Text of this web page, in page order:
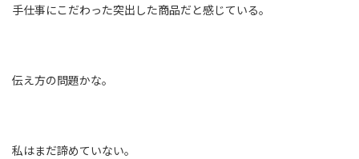
手仕事にこだわった突出した商品だと感じている。
伝え方の問題かな。
私はまだ諦めていない。